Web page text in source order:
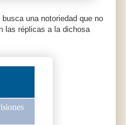
una notoriedad que no
las réplicas a la dichosa